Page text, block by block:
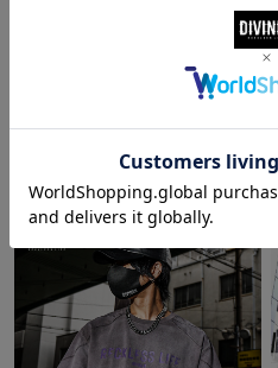
Erosion Embroidery Nosleeve